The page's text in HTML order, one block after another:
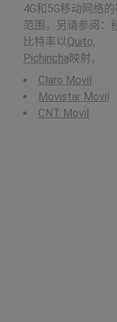
4G和5G移动网络
范围。另请参阅：
比特率以Quito,
Pichincha映射。
Claro Movil
Movistar Movil
CNT Movil